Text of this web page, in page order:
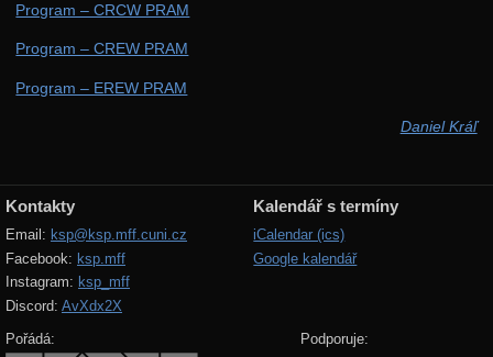
Program – CRCW PRAM
Program – CREW PRAM
Program – EREW PRAM
Daniel Kráľ
Kontakty
Email: ksp@ksp.mff.cuni.cz
Facebook: ksp.mff
Instagram: ksp_mff
Discord: AvXdx2X
Kalendář s termíny
iCalendar (ics)
Google kalendář
Pořádá: Podporuje: